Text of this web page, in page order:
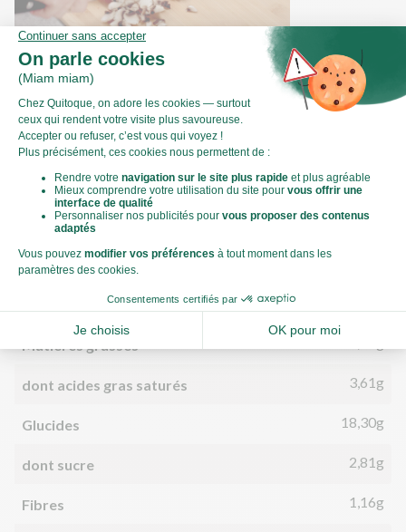
Comment préparer des champignons de
Paris ?
Valeurs nutritionnelles
Par personne Pour 100g
Énergie (kJ)
Énergie (kCal)
Matières grasses
dont acides gras saturés 3,61g
Glucides 18,30g
dont sucre 2,81g
Fibres 1,16g